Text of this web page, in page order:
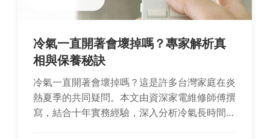
冷氣一直開著會壞掉嗎？專家解析真
相與保養秘訣
冷氣一直開著會壞掉嗎？這是許多台灣家庭在炎
熱夏季的共同疑問。本文由資深家電維修師傅撰
寫，結合十年實務經驗，深入分析冷氣長時間運